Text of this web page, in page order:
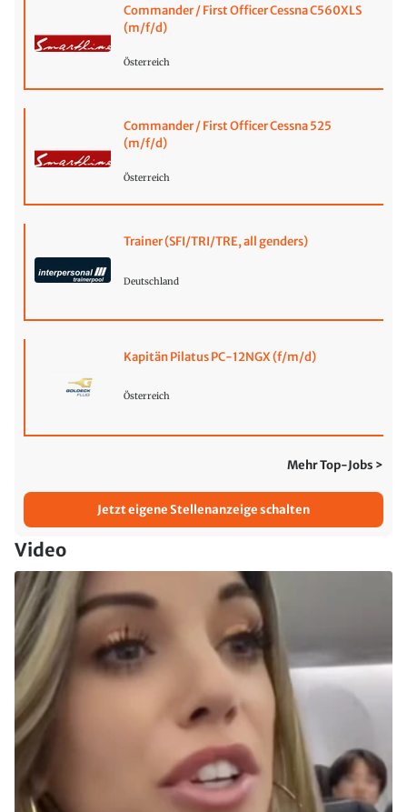
Commander / First Officer Cessna C560XLS
(m/f/d)
Österreich
Commander / First Officer Cessna 525
(m/f/d)
Österreich
Trainer (SFI/TRI/TRE, all genders)
Deutschland
Kapitän Pilatus PC-12NGX (f/m/d)
Österreich
Mehr Top-Jobs >
Jetzt eigene Stellenanzeige schalten
Video